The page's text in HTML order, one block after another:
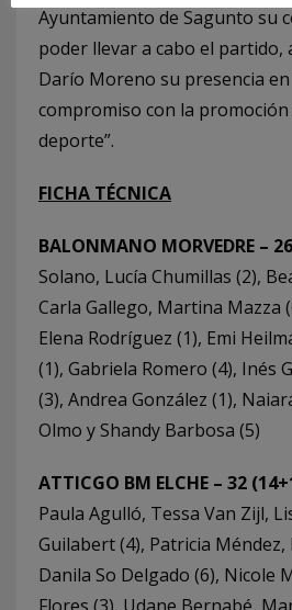
Ayuntamiento de Sagunto su
poder llevar a cabo el partido,
Darío Moreno su presencia
compromiso con la
deporte”.
FICHA TÉCNICA
BALONMANO MORVEDRE –
Solano, Lucía Chumillas (2),
Carla Gallego, Martina Mazza
Elena Rodríguez (1), Emi
(1), Gabriela Romero (4), Inés
(3), Andrea González (1),
Olmo y Shandy Barbosa (5)
ATTICGO BM ELCHE – 32
Paula Agulló, Tessa Van Zijl,
Guilabert (4), Patricia
Danila So Delgado (6), Nicole